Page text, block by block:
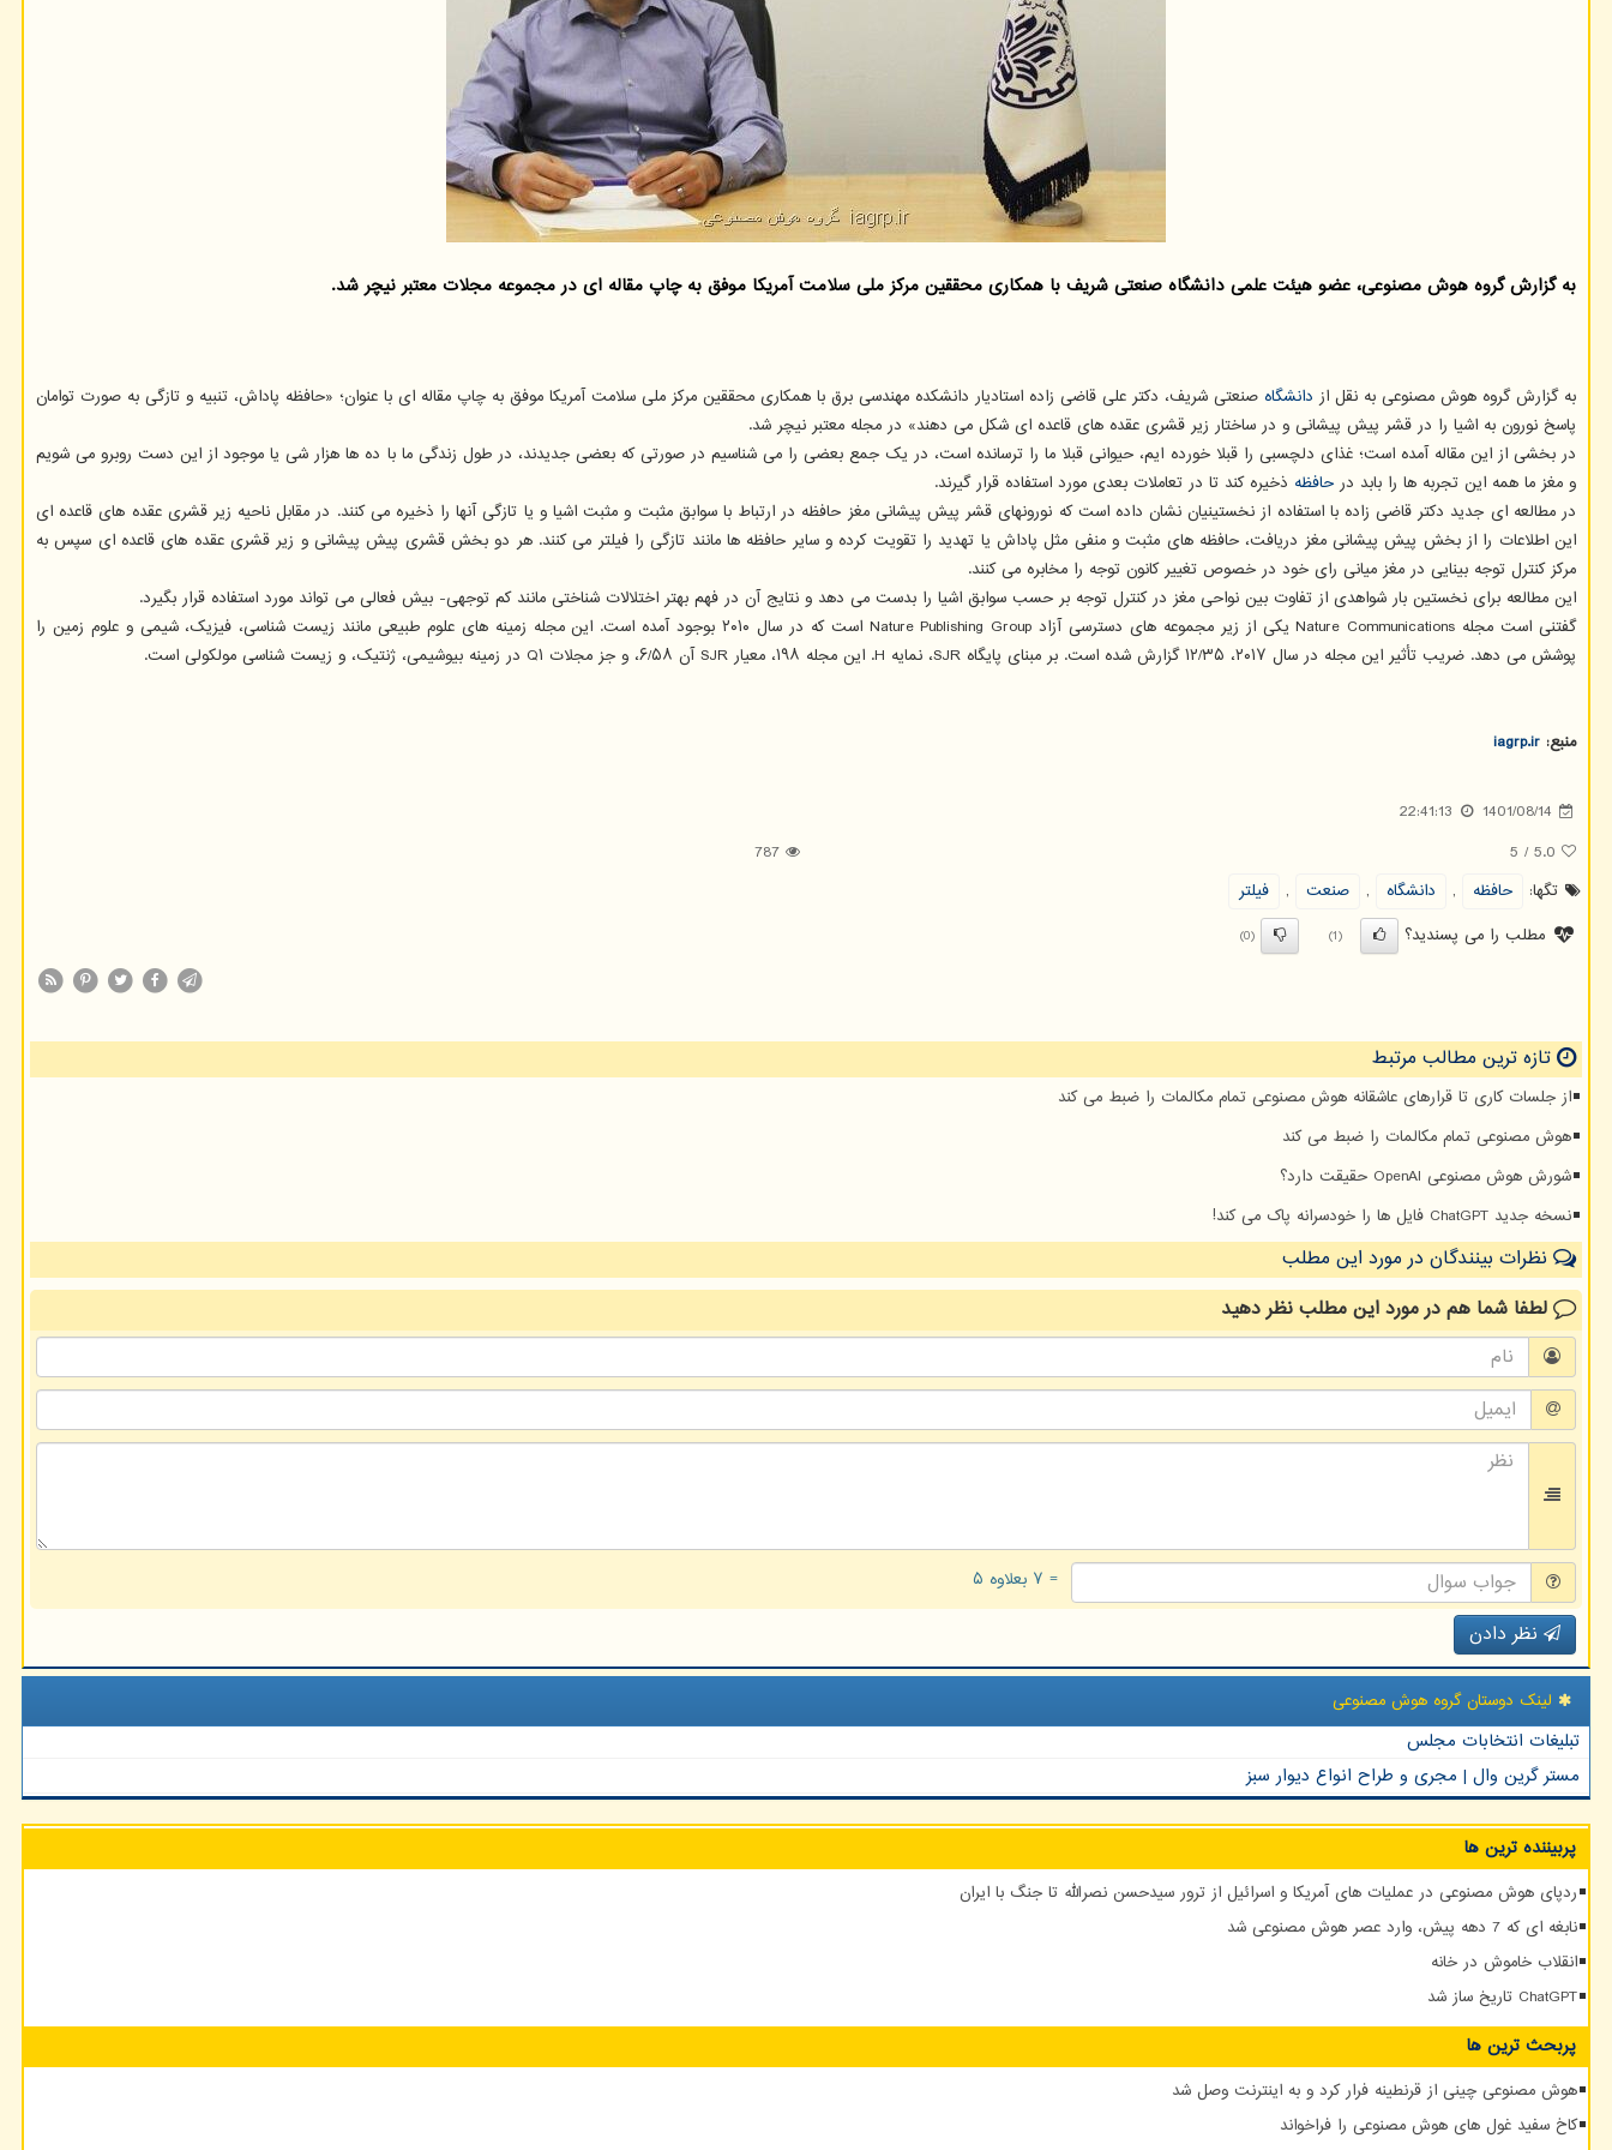
به گزارش گروه هوش مصنوعی، عضو هیئت علمی دانشگاه صنعتی شریف با همکاری محققین مرکز ملی سلامت آمریکا موفق به چاپ مقاله ای در مجموعه مجلات معتبر نیچر شد.
به گزارش گروه هوش مصنوعی به نقل از دانشگاه صنعتی شریف، دکتر علی قاضی زاده استادیار دانشکده مهندسی برق با همکاری محققین مرکز ملی سلامت آمریکا موفق به چاپ مقاله ای با عنوان؛ «حافظه پاداش، تنبیه و تازگی به صورت توامان
پاسخ نورون به اشیا را در قشر پیش پیشانی و در ساختار زیر قشری عقده های قاعده ای شکل می دهند» در مجله معتبر نیچر شد.
در بخشی از این مقاله آمده است؛ غذای دلچسبی را قبلا خورده ایم، حیوانی قبلا ما را ترسانده است، در یک جمع بعضی را می شناسیم در صورتی که بعضی جدیدند، در طول زندگی ما با ده ها هزار شی یا موجود از این دست روبرو می شویم
و مغز ما همه این تجربه ها را بابد در حافظه ذخیره کند تا در تعاملات بعدی مورد استفاده قرار گیرند.
در مطالعه ای جدید دکتر قاضی زاده با استفاده از نخستینیان نشان داده است که نورونهای قشر پیش پیشانی مغز حافظه در ارتباط با سوابق مثبت و مثبت اشیا و یا تازگی آنها را ذخیره می کنند. در مقابل ناحیه زیر قشری عقده های قاعده ای
این اطلاعات را از بخش پیش پیشانی مغز دریافت، حافظه های مثبت و منفی مثل پاداش یا تهدید را تقویت کرده و سایر حافظه ها مانند تازگی را فیلتر می کنند. هر دو بخش قشری پیش پیشانی و زیر قشری عقده های قاعده ای سپس به
مرکز کنترل توجه بینایی در مغز میانی رای خود در خصوص تغییر کانون توجه را مخابره می کنند.
این مطالعه برای نخستین بار شواهدی از تفاوت بین نواحی مغز در کنترل توجه بر حسب سوابق اشیا را بدست می دهد و نتایج آن در فهم بهتر اختلالات شناختی مانند کم توجهی- بیش فعالی می تواند مورد استفاده قرار بگیرد.
گفتنی است مجله Nature Communications یکی از زیر مجموعه های دسترسی آزاد Nature Publishing Group است که در سال ۲۰۱۰ بوجود آمده است. این مجله زمینه های علوم طبیعی مانند زیست شناسی، فیزیک، شیمی و علوم زمین را
پوشش می دهد. ضریب تأثیر این مجله در سال ۲۰۱۷، ۱۲/۳۵ گزارش شده است. بر مبنای پایگاه SJR، نمایه H. این مجله ۱۹۸، معیار SJR آن ۶/۵۸، و جز مجلات Q۱ در زمینه بیوشیمی، ژنتیک، و زیست شناسی مولکولی است.
منبع: iagrp.ir
1401/08/14
22:41:13
5.0
/
5
787
تگها:
حافظه , دانشگاه , صنعت ,
فیلتر
مطلب را می پسندید؟
(1)
(0)
تازه ترین مطالب مرتبط
از جلسات کاری تا قرارهای عاشقانه هوش مصنوعی تمام مکالمات را ضبط می کند
هوش مصنوعی تمام مکالمات را ضبط می کند
شورش هوش مصنوعی OpenAI حقیقت دارد؟
نسخه جدید ChatGPT فایل ها را خودسرانه پاک می کند!
نظرات بینندگان در مورد این مطلب
لطفا شما همدر مورد این مطلبنظر دهید
= ۷ بعلاوه ۵
نظر دادن
لینک دوستان گروه هوش مصنوعی
تبلیغات انتخابات مجلس
مستر گرین وال | مجری و طراح انواع دیوار سبز
پربیننده ترین ها
ردپای هوش مصنوعی در عملیات های آمریکا و اسرائیل از ترور سیدحسن نصرالله تا جنگ با ایران
نابغه ای که 7 دهه پیش، وارد عصر هوش مصنوعی شد
انقلاب خاموش در خانه
ChatGPT تاریخ ساز شد
پربحث ترین ها
هوش مصنوعی چینی از قرنطینه فرار کرد و به اینترنت وصل شد
کاخ سفید غول های هوش مصنوعی را فراخواند